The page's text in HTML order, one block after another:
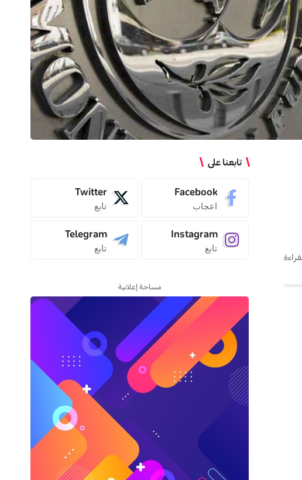
تابعنا على
Facebook
اعجاب
Twitter
تابع
Instagram
تابع
Telegram
تابع
مساحة إعلانية